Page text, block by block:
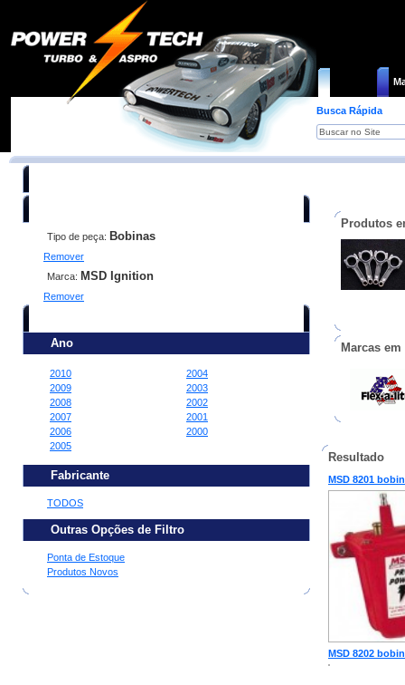
Busca Rápida
Tipo de peça: Bobinas
Remover
Marca: MSD Ignition
Remover
Ano
2010
2009
2008
2007
2006
2005
2004
2003
2002
2001
2000
Fabricante
TODOS
Outras Opções de Filtro
Ponta de Estoque
Produtos Novos
Produtos
Marcas
Resultado
MSD 8201
MSD 8202